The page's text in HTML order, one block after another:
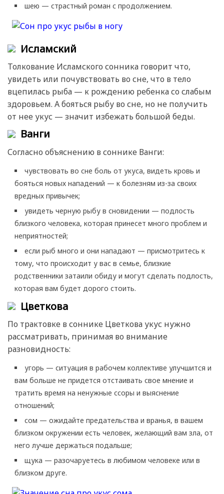
шею — страстный роман с продолжением.
Исламский
Толкование Исламского сонника говорит что,
увидеть или почувствовать во сне, что в тело
вцепилась рыба — к рождению ребенка со слабым
здоровьем. А бояться рыбу во сне, но не получить
от нее укус — значит избежать большой беды.
Ванги
Согласно объяснению в соннике Ванги:
чувствовать во сне боль от укуса, видеть кровь и
бояться новых нападений — к болезням из-за своих
вредных привычек;
увидеть черную рыбу в сновидении — подлость
близкого человека, которая принесет много проблем и
неприятностей;
если рыб много и они нападают — присмотритесь к
тому, что происходит у вас в семье, близкие
родственники затаили обиду и могут сделать подлость,
которая вам будет дорого стоить.
Цветкова
По трактовке в соннике Цветкова укус нужно
рассматривать, принимая во внимание
разновидность:
угорь — ситуация в рабочем коллективе улучшится и
вам больше не придется отстаивать свое мнение и
тратить время на ненужные ссоры и выяснение
отношений;
сом — ожидайте предательства и вранья, в вашем
близком окружении есть человек, желающий вам зла, от
него лучше держаться подальше;
щука — разочаруетесь в любимом человеке или в
близком друге.